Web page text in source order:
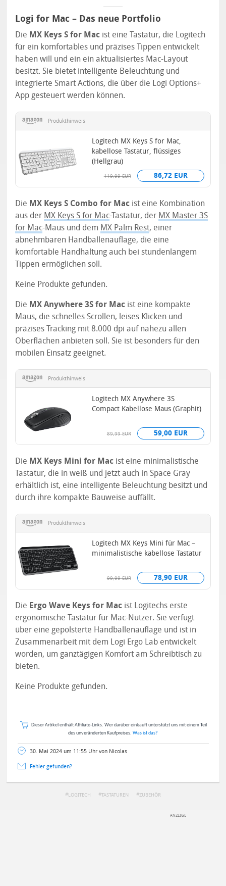
Logi for Mac – Das neue Portfolio
Die MX Keys S for Mac ist eine Tastatur, die Logitech
für ein komfortables und präzises Tippen entwickelt
haben will und ein ein aktualisiertes Mac-Layout
besitzt. Sie bietet intelligente Beleuchtung und
integrierte Smart Actions, die über die Logi Options+
App gesteuert werden können.
Produkthinweis
Logitech MX Keys S for Mac,
kabellose Tastatur, flüssiges
(Hellgrau)
86,72 EUR
119,99 EUR
Die MX Keys S Combo for Mac ist eine Kombination
aus der MX Keys S for Mac-Tastatur, der MX Master 3S
for Mac-Maus und dem MX Palm Rest, einer
abnehmbaren Handballenauflage, die eine
komfortable Handhaltung auch bei stundenlangem
Tippen ermöglichen soll.
Keine Produkte gefunden.
Die MX Anywhere 3S for Mac ist eine kompakte
Maus, die schnelles Scrollen, leises Klicken und
präzises Tracking mit 8.000 dpi auf nahezu allen
Oberflächen anbieten soll. Sie ist besonders für den
mobilen Einsatz geeignet.
Produkthinweis
Logitech MX Anywhere 3S
Compact Kabellose Maus (Graphit)
59,00 EUR
89,99 EUR
Die MX Keys Mini for Mac ist eine minimalistische
Tastatur, die in weiß und jetzt auch in Space Gray
erhältlich ist, eine intelligente Beleuchtung besitzt und
durch ihre kompakte Bauweise auffällt.
Produkthinweis
Logitech MX Keys Mini für Mac –
minimalistische kabellose Tastatur
78,90 EUR
99,99 EUR
Die Ergo Wave Keys for Mac ist Logitechs erste
ergonomische Tastatur für Mac-Nutzer. Sie verfügt
über eine gepolsterte Handballenauflage und ist in
Zusammenarbeit mit dem Logi Ergo Lab entwickelt
worden, um ganztägigen Komfort am Schreibtisch zu
bieten.
Keine Produkte gefunden.
Dieser Artikel enthält Affiliate-Links. Wer darüber einkauft unterstützt uns mit einem Teil
des unveränderten Kaufpreises. Was ist das?
30. Mai 2024 um 11:55 Uhr von Nicolas
Fehler gefunden?
LOGITECH TASTATUREN ZUBEHÖR